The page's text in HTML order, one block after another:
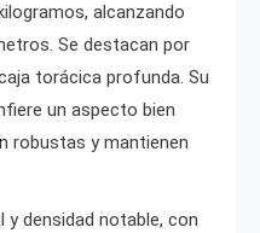
alcanzando
Se destacan por
torácica profunda. Su
un aspecto bien
robustas y mantienen
y densidad notable, con